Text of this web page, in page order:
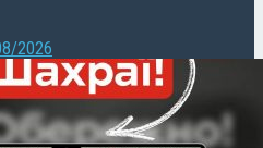
2026